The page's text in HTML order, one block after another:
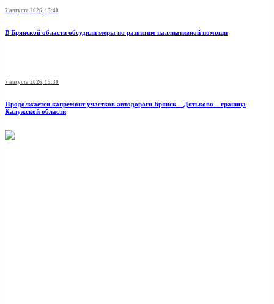
7 августа 2026, 15:40
В Брянской области обсудили меры по развитию паллиативной помощи
7 августа 2026, 15:30
Продолжается капремонт участков автодороги Брянск – Дятьково – граница
Калужской области